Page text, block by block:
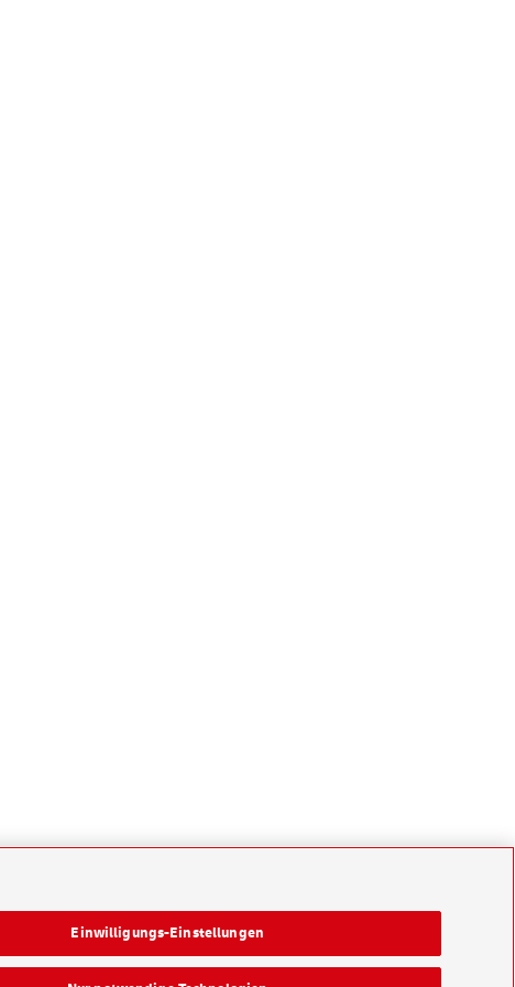
Einwilligungs-Einstellungen